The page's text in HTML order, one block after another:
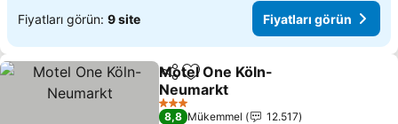
Fiyatları görün: 9 site Fiyatları görün
PaylaşFavorilerime ekle
Motel One Köln-
Neumarkt
3 Yıldız
8,8 Mükemmel
12.517